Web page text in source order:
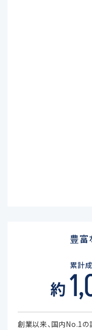
豊富
創業以来、国内No.1